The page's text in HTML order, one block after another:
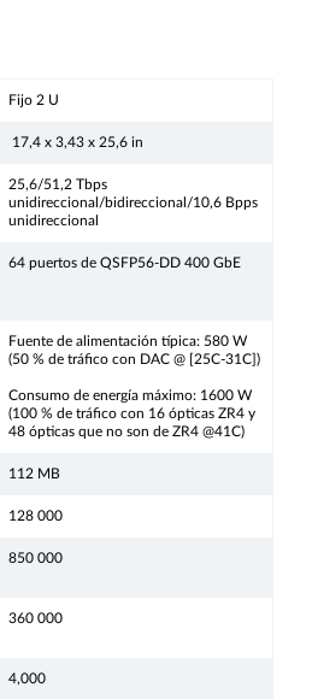
Fijo 2 U
17,4 x 3,43 x 25,6 in
25,6/51,2 Tbps
unidireccional/bidireccional/10,6 Bpps
unidireccional
64 puertos de QSFP56-DD 400 GbE
Fuente de alimentación típica: 580 W
(50 % de tráfico con DAC @ [25C-31C])
Consumo de energía máximo: 1600 W
(100 % de tráfico con 16 ópticas ZR4 y
48 ópticas que no son de ZR4 @41C)
112 MB
128 000
850 000
360 000
4,000